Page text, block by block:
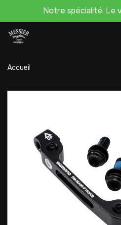
Notre spécialité: Le
Accueil